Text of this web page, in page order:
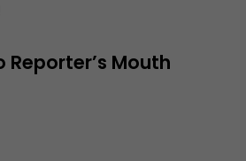
Reporter’s Mouth